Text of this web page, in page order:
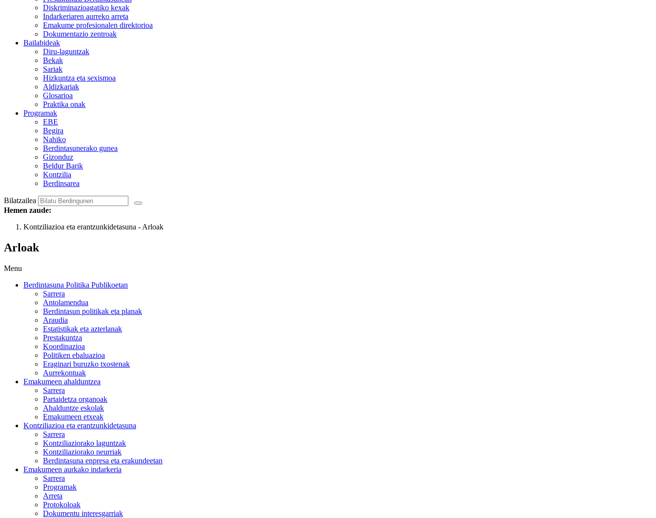
Diskriminazioagatiko kexak
Indarkeriaren aurreko arreta
Emakume profesionalen direktorioa
Dokumentazio zentroak
Bailabideak
Diru-laguntzak
Bekak
Sariak
Hizkuntza eta sexismoa
Aldizkariak
Glosarioa
Praktika onak
Programak
EBE
Begira
Nahiko
Berdintasunerako gunea
Gizonduz
Beldur Barik
Kontzilia
Berdinsarea
Bilatzailea
Hemen zaude:
Kontziliazioa eta erantzunkidetasuna - Arloak
Arloak
Menu
Berdintasuna Politika Publikoetan
Sarrera
Antolamendua
Berdintasun politikak eta planak
Araudia
Estatistikak eta azterlanak
Prestakuntza
Koordinazioa
Politiken ebaluazioa
Eraginari buruzko txostenak
Aurrekontuak
Emakumeen ahalduntzea
Sarrera
Partaidetza organoak
Ahalduntze eskolak
Emakumeen etxeak
Kontziliazioa eta erantzunkidetasuna
Sarrera
Kontziliaziorako laguntzak
Kontziliaziorako neurriak
Berdintasuna enpresa eta erakundeetan
Emakumeen aurkako indarkeria
Sarrera
Programak
Arreta
Protokoloak
Dokumentu interesgarriak